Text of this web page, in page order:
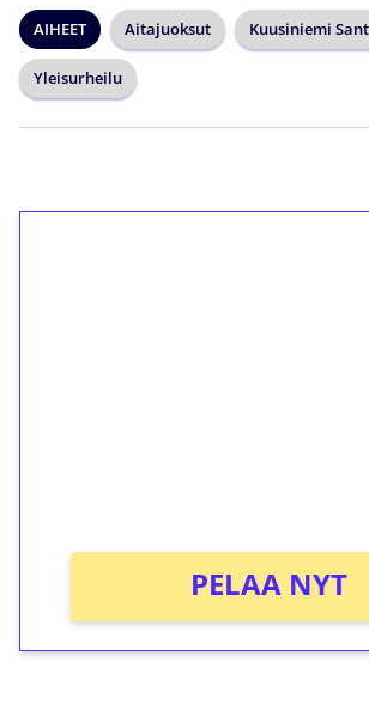
AIHEET Aitajuoksut Kuusiniemi
Yleisurheilu
PELAA NYT